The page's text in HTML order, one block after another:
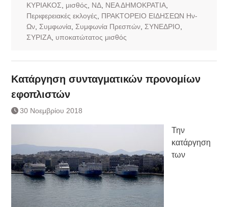
ΚΥΡΙΑΚΟΣ
μισθός ΝΔ, ΝΕΑ ΔΗΜΟΚΡΑΤΙΑ,
Περιφερειακές εκλογές
ΠΡΑΚΤΟΡΕΙΟ ΕΙΔΗΣΕΩΝ Ην-
Ων, Συμφωνία, Συμφωνία Πρεσπών, ΣΥΝΕΔΡΙΟ
ΣΥΡΙΖΑ, υποκατώτατος μισθός
Κατάργηση συνταγματικών προνομίων
εφοπλιστών
30 Νοεμβρίου 2018
Την
κατάργηση
των